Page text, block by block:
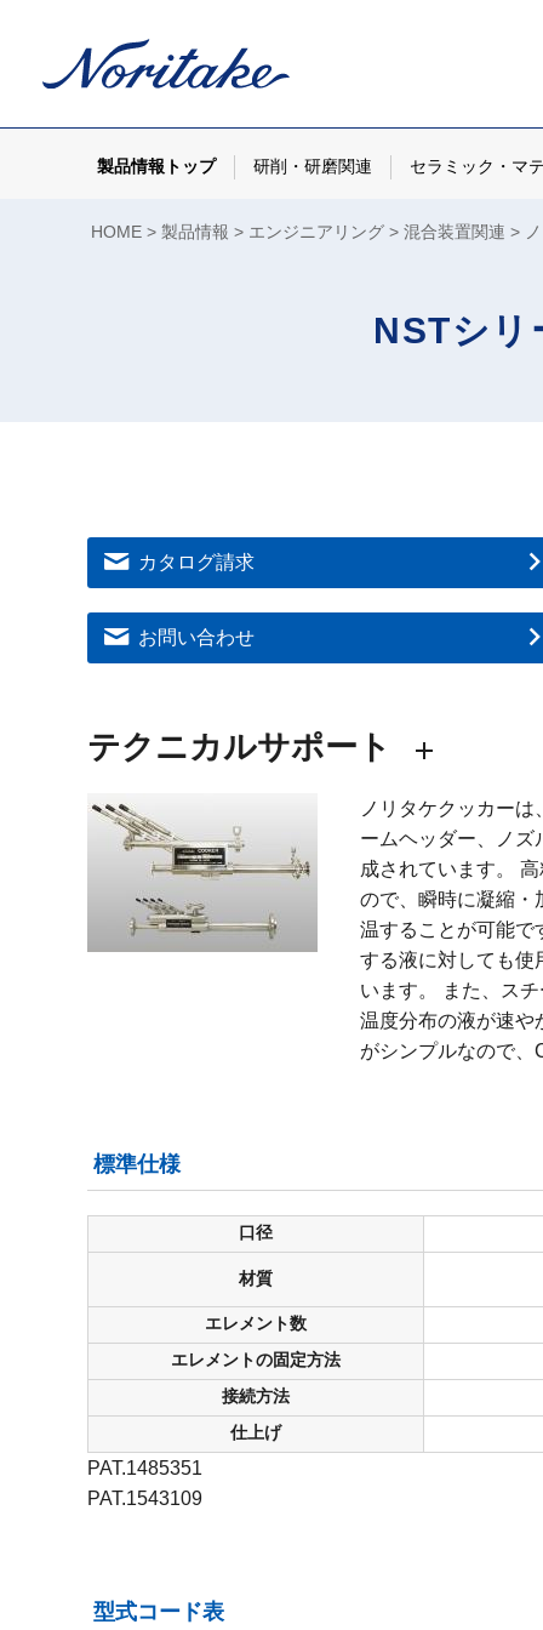
製品情報トップ 研削・研磨関連 セラミック・マ
HOME 製品情報 エンジニアリング 混合装置関連
NSTシリ
カタログ請求
お問い合わせ
テクニカルサポート
ノリタケクッカー
ームヘッダー、ノズ
成されています。
ので、瞬時に凝縮・
温することが可能で
する液に対しても使
います。 また、ス
温度分布の液が速や
がシンプルなので、
標準仕様
口径
材質
エレメント数
エレメントの固定方法
接続方法
仕上げ
PAT.1485351
PAT.1543109
型式コード表